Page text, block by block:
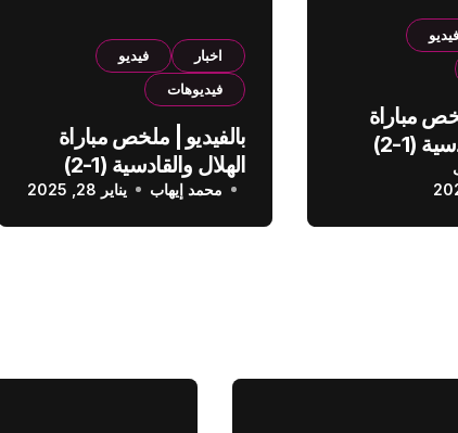
فيديو
مباراة
الهلال والقادسية (1-2)
اخبار
فيديو
فيديوهات
بالفيديو | ملخص مباراة
الهلال والقادسية (1-2)
الدوري السعودي
محمد إيهاب يناير 28, 2025